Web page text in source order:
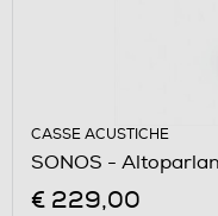
CASSE ACUSTICHE
SONOS -
€ 229,00